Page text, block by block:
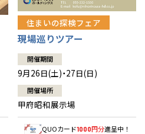
住まいの探検フェア
現場巡りツアー
開催期間
9月26日(土)・27日(日)
開催場所
甲府昭和展示場
QUOカード1000円分進呈中！